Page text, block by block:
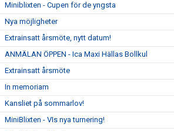
Miniblixten - Cupen för de yngsta
Nya möjligheter
Extrainsatt årsmöte, nytt datum!
ANMÄLAN ÖPPEN - Ica Maxi Hällas Bollkul
Extrainsatt årsmöte
In memoriam
Kansliet på sommarlov!
MiniBlixten - VIs nya turnering!